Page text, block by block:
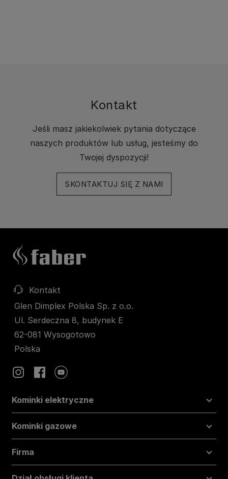
Kontakt
Jeśli masz jakiekolwiek pytania dotyczące
naszych produktów lub usług, jesteśmy do
Twojej dyspozycji!
SKONTAKTUJ SIĘ Z NAMI
Kontakt
Glen Dimplex Polska Sp. z o.o.
Ul. Serdeczna 8, budynek E
62-081 Wysogotowo
Polska
Kominki elektryczne
Kominki gazowe
Firma